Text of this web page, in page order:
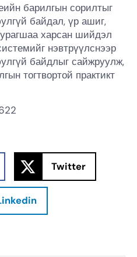
барилгын сорилтыг
байдал, үр ашиг,
харсан шийдэл
нэвтрүүлснээр
байдлыг сайжруулж,
тогтвортой практикт
Twitter